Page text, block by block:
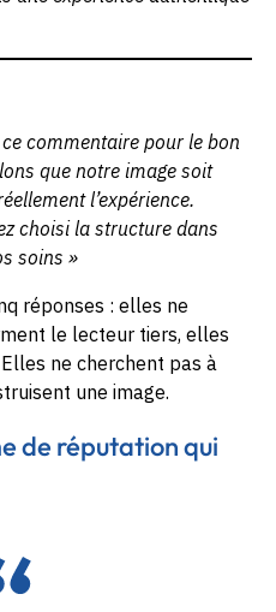
commentaire pour le bon
que notre image soit
l’expérience.
choisi la structure dans
soins »
réponses : elles ne
le lecteur tiers, elles
ne cherchent pas à
une image.
de réputation qui